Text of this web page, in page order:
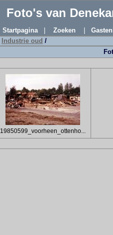
Foto's van
Startpagina| Zoeken
Industrie oud /
19850599_voorheen_ottenho...